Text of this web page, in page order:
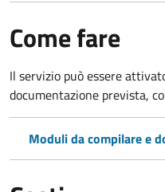
Come fare
Il servizio può essere
documentazione prevista,
Moduli da compilare e